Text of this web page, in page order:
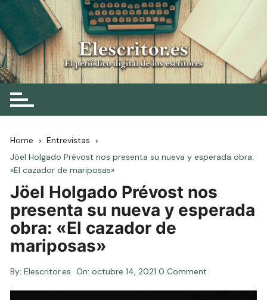
Skip
to
content
Elescritor.es
El periódico digital de los escritores
Home
Entrevistas
Jöel Holgado Prévost nos presenta su nueva y esperada obra:
«El cazador de mariposas»
Jöel Holgado Prévost nos
presenta su nueva y esperada
obra: «El cazador de
mariposas»
By: Elescritor.es On:octubre 14, 2021 0 Comment